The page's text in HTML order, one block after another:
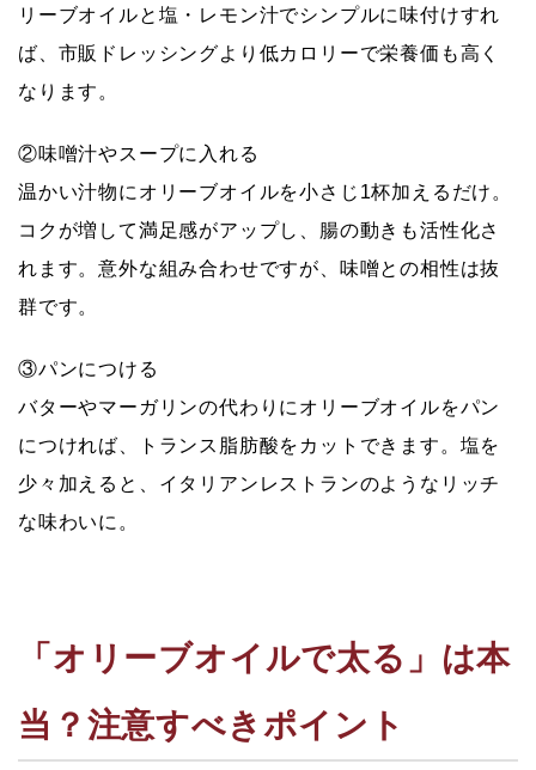
リーブオイルと塩・レモン汁でシンプルに味付けすれ
ば、市販ドレッシングより低カロリーで栄養価も高く
なります。
②味噌汁やスープに入れる
温かい汁物にオリーブオイルを小さじ1杯加えるだけ。
コクが増して満足感がアップし、腸の動きも活性化さ
れます。意外な組み合わせですが、味噌との相性は抜
群です。
③パンにつける
バターやマーガリンの代わりにオリーブオイルをパン
につければ、トランス脂肪酸をカットできます。塩を
少々加えると、イタリアンレストランのようなリッチ
な味わいに。
「オリーブオイルで太る」は本
当？注意すべきポイント